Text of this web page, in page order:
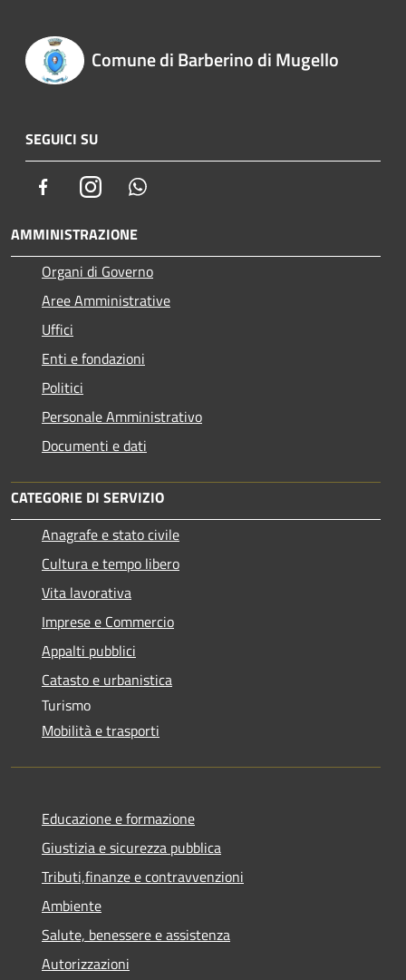
Comune di Barberino di Mugello
SEGUICI SU
FacebookInstagram
AMMINISTRAZIONE
Organi di Governo
Aree Amministrative
Uffici
Enti e fondazioni
Politici
Personale Amministrativo
Documenti e dati
CATEGORIE DI SERVIZIO
Anagrafe e stato civile
Cultura e tempo libero
Vita lavorativa
Imprese e Commercio
Appalti pubblici
Catasto e urbanistica
Turismo
Mobilità e trasporti
Educazione e formazione
Giustizia e sicurezza pubblica
Tributi,finanze e contravvenzioni
Ambiente
Salute, benessere e assistenza
Autorizzazioni